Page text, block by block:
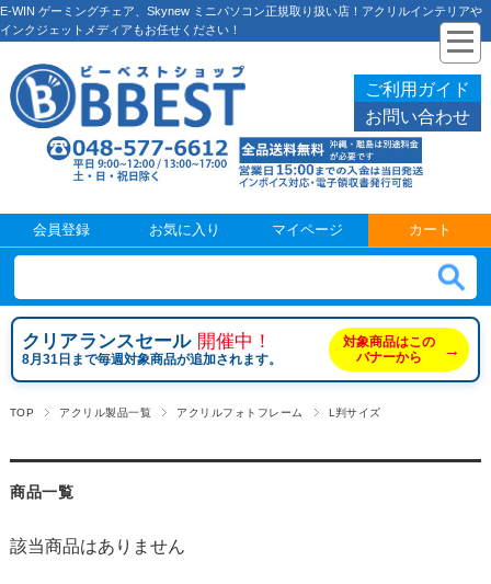
E-WIN ゲーミングチェア、Skynew ミニパソコン正規取り扱い店！アクリルインテリアや
インクジェットメディアもお任せください！
ご利用ガイド
お問い合わせ
会員登録 お気に入り マイページ カート
クリアランスセール 開催中！
8月31日まで毎週対象商品が追加されます。
対象商品はこの
バナーから
→
TOP アクリル製品一覧 アクリルフォトフレーム L判サイズ
商品一覧
該当商品はありません